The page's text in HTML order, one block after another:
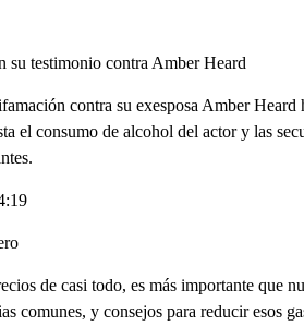
su testimonio contra Amber Heard
contra su exesposa Amber Heard
el consumo de alcohol del actor y las
de casi todo, es más importante que
comunes, y consejos para reducir esos